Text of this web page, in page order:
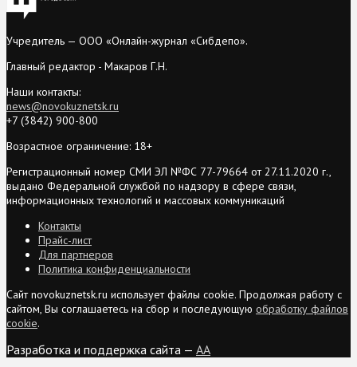
Учредитель — ООО «Онлайн-журнал «Сибдепо».
Главный редактор - Макаров Г.Н.
Наши контакты:
news@novokuznetsk.ru
+7 (3842) 900-800
Возрастное ограничение: 18+
Регистрационный номер СМИ ЭЛ №ФС 77-79664 от 27.11.2020 г.,
выдано Федеральной службой по надзору в сфере связи,
информационных технологий и массовых коммуникаций
Контакты
Прайс-лист
Для партнеров
Политика конфиденциальности
Сайт novokuznetsk.ru использует файлы cookie. Продолжая работу с
сайтом, Вы соглашаетесь на сбор и последующую обработку файлов
cookie.
Разработка и поддержка сайта — AA